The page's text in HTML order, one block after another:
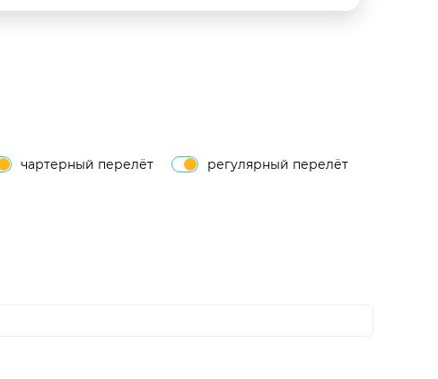
чартерный перелёт регулярный перелёт